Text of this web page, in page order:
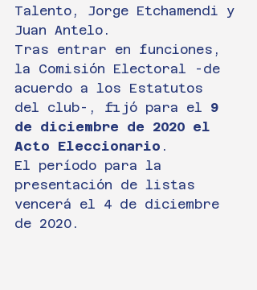
Talento, Jorge Etchamendi y
Juan Antelo.
Tras entrar en funciones,
la Comisión Electoral -de
acuerdo a los Estatutos
del club-, fijó para el 9
de diciembre de 2020 el
Acto Eleccionario .
El período para la
presentación de listas
vencerá el 4 de diciembre
de 2020.